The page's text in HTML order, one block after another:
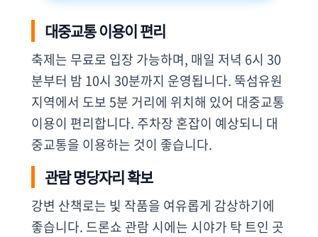
대중교통 이용이 편리
축제는 무료로 입장 가능하며, 매일 저녁 6시 30
분부터 밤 10시 30분까지 운영됩니다. 뚝섬유원
지역에서 도보 5분 거리에 위치해 있어 대중교통
이용이 편리합니다. 주차장 혼잡이 예상되니 대
중교통을 이용하는 것이 좋습니다.
관람 명당자리 확보
강변 산책로는 빛 작품을 여유롭게 감상하기에
좋습니다. 드론쇼 관람 시에는 시야가 탁 트인 곳